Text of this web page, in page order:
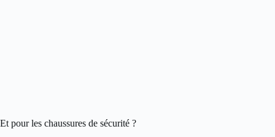
Et pour les chaussures de sécurité ?